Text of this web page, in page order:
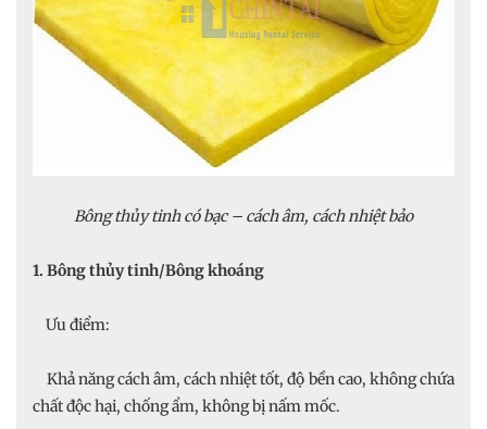
Bông thủy tinh có bạc – cách âm, cách nhiệt bảo
1. Bông thủy tinh/Bông khoáng
Ưu điểm:
Khả năng cách âm, cách nhiệt tốt, độ bền cao, không chứa
chất độc hại, chống ẩm, không bị nấm mốc.